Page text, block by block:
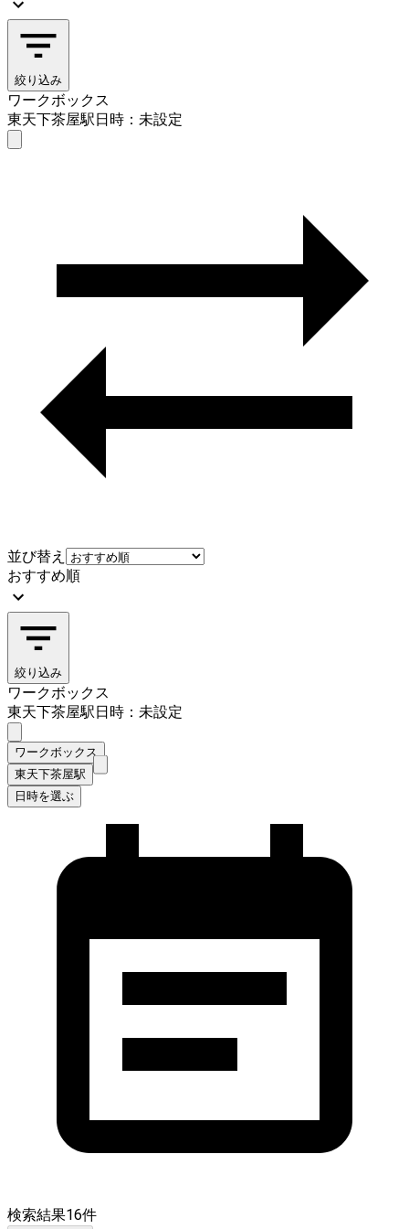
絞り込み
ワークボックス
東天下茶屋駅日時：未設定
並び替え
おすすめ順
絞り込み
ワークボックス
東天下茶屋駅日時：未設定
ワークボックス
東天下茶屋駅
日時を選ぶ
検索結果16件